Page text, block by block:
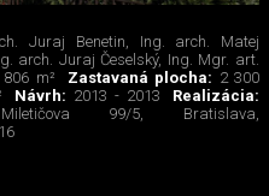
Juraj Benetin, Ing. arch. Matej
arch. Juraj Česelský, Ing. Mgr. art.
806 m² Zastavaná plocha: 2 300
Návrh: 2013 - 2013
Realizácia:
Miletičova 99/5, Bratislava,